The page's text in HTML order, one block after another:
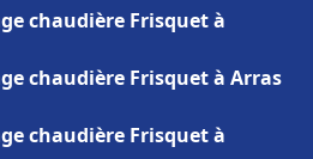
chaudière Frisquet à
chaudière Frisquet à Arras
chaudière Frisquet à